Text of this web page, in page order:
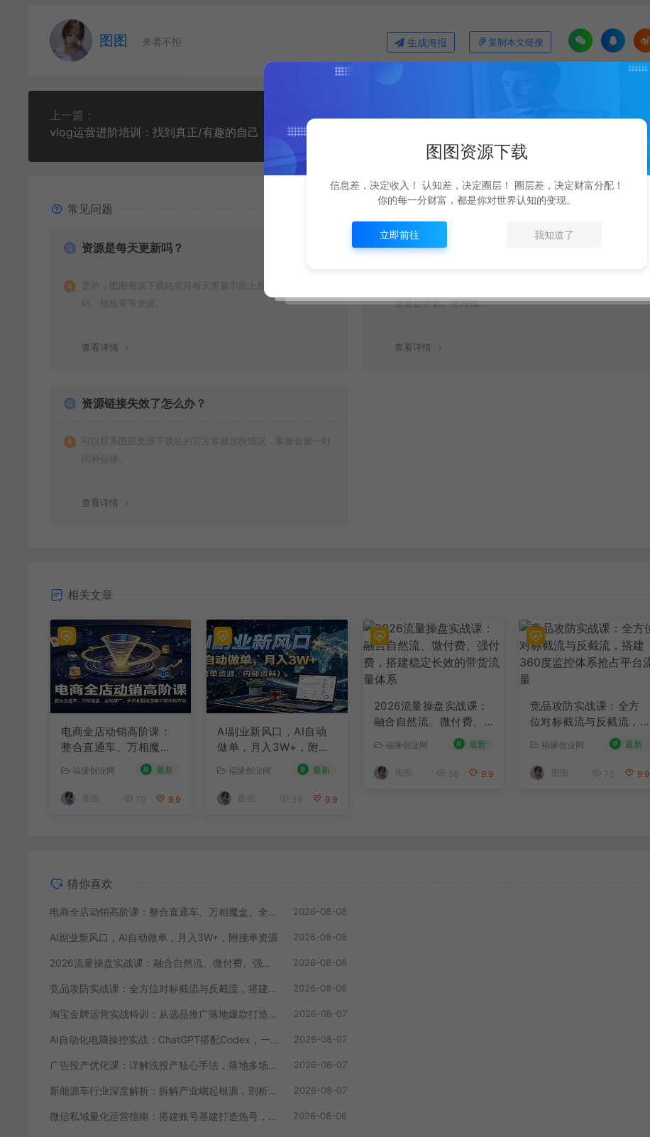
图图 来者不拒 生成海报 复制本文链接
上一篇：
下一篇：
常见问题
资源是每天更新吗？
是的，图图资源下载站坚持每天更新市面上最新的课程、源
码、模板等等资源。
查看详情
购买后可以退款吗？
受退款申请。望周知。
查看详情
资源链接失效了怎么办？
可以联系图图资源下载站的官方客服放映情况，客服会第一时
间补链接。
查看详情
相关文章
电商全店动销高阶课：
整合直通车、万相魔
盒、全站推广，系统化
搭建店铺长效动销方案
福缘创业网 # 最新
79 9.9
AI副业新风口，AI自动
做单，月入3W+，附接
福缘创业网 # 最新
39 9.9
2026流量操盘实战课：
融合自然流、微付费、
强付费，搭建稳定长效
的带货流量体系
福缘创业网 # 最新
58 9.9
竞品攻防实战课：全方
位对标截流与反截流，
搭建360度监控体系抢
占平台流量
福缘创业网 # 最新
73 9.9
猜你喜欢
电商全店动销高阶课：整合直通车、万相魔盒、全站推广，系统化搭建店铺长效动销方案 2026-08-08
AI副业新风口，AI自动做单，月入3W+，附接单资源 2026-08-08
2026流量操盘实战课：融合自然流、微付费、强付费，搭建稳定长效的带货流量体系 2026-08-08
竞品攻防实战课：全方位对标截流与反截流，搭建360度监控体系抢占平台流量 2026-08-08
淘宝金牌运营实战特训：从选品推广落地爆款打造，店铺运营全链路拆解 2026-08-07
AI自动化电脑操控实战：ChatGPT搭配Codex，一键指令远程自动操控电脑完成工作 2026-08-07
广告投产优化课：详解洗投产核心手法，落地多场景投放提效增收方案 2026-08-07
新能源车行业深度解析：拆解产业崛起根源，剖析行业内卷与海外贸易争端现状 2026-08-07
微信私域量化运营指南：搭建账号基建打造热号，脱敏风控规避运营各类高危风险 2026-08-06
图图资源下载
信息差，决定收入！ 认知差，决定圈层！ 圈层差，决定财富分配！
你的每一分财富，都是你对世界认知的变现。
立即前往 我知道了